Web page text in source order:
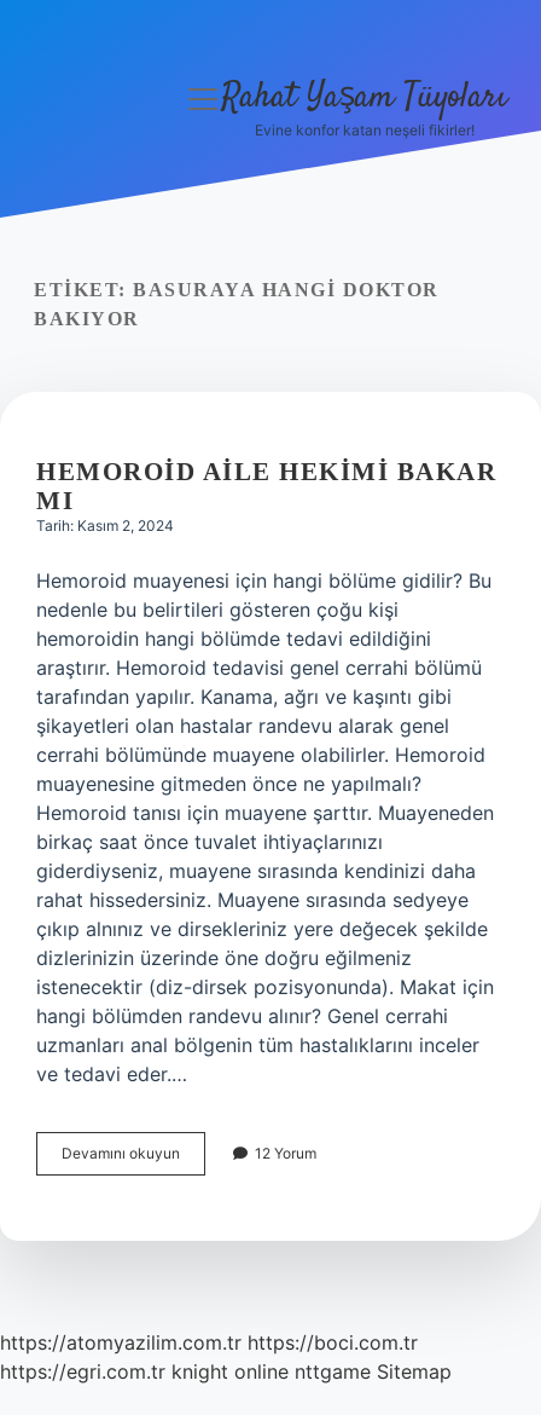
Yasal Uyarı
menüyü
Rahat Yaşam Tüyoları
Evine konfor katan neşeli fikirler!
ETIKET: BASURAYA HANGI DOKTOR
BAKIYOR
HEMOROID AILE HEKIMI BAKAR
MI
Tarih: Kasım 2, 2024
Hemoroid muayenesi için hangi bölüme gidilir? Bu
nedenle bu belirtileri gösteren çoğu kişi
hemoroidin hangi bölümde tedavi edildiğini
araştırır. Hemoroid tedavisi genel cerrahi bölümü
tarafından yapılır. Kanama, ağrı ve kaşıntı gibi
şikayetleri olan hastalar randevu alarak genel
cerrahi bölümünde muayene olabilirler. Hemoroid
muayenesine gitmeden önce ne yapılmalı?
Hemoroid tanısı için muayene şarttır. Muayeneden
birkaç saat önce tuvalet ihtiyaçlarınızı
giderdiyseniz, muayene sırasında kendinizi daha
rahat hissedersiniz. Muayene sırasında sedyeye
çıkıp alnınız ve dirsekleriniz yere değecek şekilde
dizlerinizin üzerinde öne doğru eğilmeniz
istenecektir (diz-dirsek pozisyonunda). Makat için
hangi bölümden randevu alınır? Genel cerrahi
uzmanları anal bölgenin tüm hastalıklarını inceler
ve tedavi eder.…
Devamını okuyun Hemoroid
Aile
Mı
12 Yorum
https://atomyazilim.com.tr https://boci.com.tr
https://egri.com.tr knight online nttgame Sitemap